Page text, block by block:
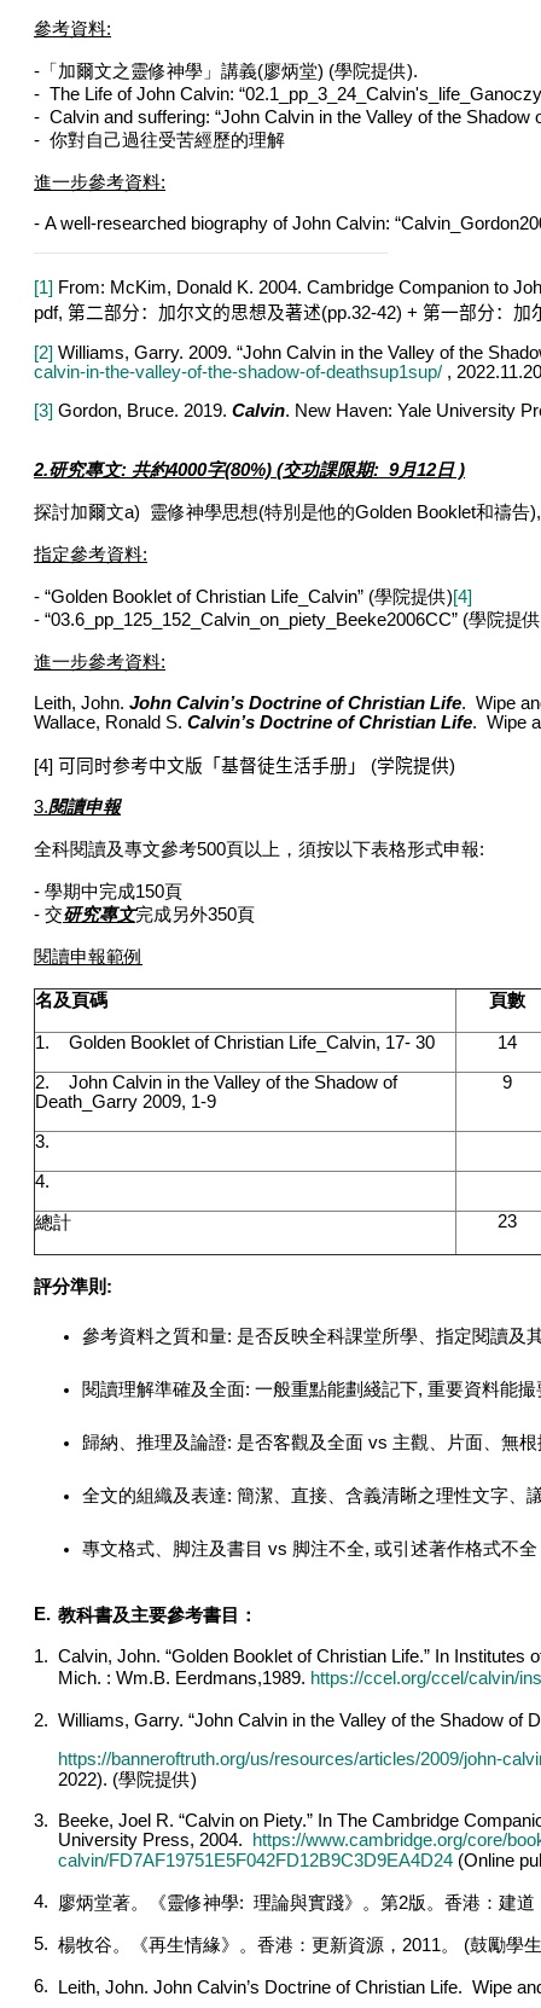
參考資料:
-「加爾文之靈修神學」講義(廖炳堂) (學院提供).
- The Life of John Calvin:
- Calvin and suffering: “John Calvin in the Valley of the Shadow
- 你對自己過往受苦經歷的理解
進一步參考資料:
- A well-researched biography of John Calvin:
[1] From: McKim, Donald K. 2004. Cambridge Companion to
pdf, 第二部分：加尔文的思想及著述(pp.32-42) + 第一部分：加
[2] Williams, Garry. 2009. “John Calvin in the Valley of the
calvin-in-the-valley-of-the-shadow-of-deathsup1sup/ ,
[3] Gordon, Bruce. 2019. Calvin. New Haven: Yale University
2.研究專文: 共約4000字(80%) (交功課限期: 9月12日 )
探討加爾文a) 靈修神學思想(特別是他的Golden Booklet和禱告
指定參考資料:
- “Golden Booklet of Christian Life_Calvin” (學院提供)[4]
- “03.6_pp_125_152_Calvin_on_piety_Beeke2006CC” (學院提供
進一步參考資料:
Leith, John. John Calvin’s Doctrine of Christian Life. Wipe
Wallace, Ronald S. Calvin’s Doctrine of Christian Life. Wipe
[4] 可同时参考中文版「基督徒生活手册」 (学院提供)
3.閱讀申報
全科閱讀及專文參考500頁以上，須按以下表格形式申報:
- 學期中完成150頁
- 交研究專文完成另外350頁
閱讀申報範例
名及頁碼 頁數
1. Golden Booklet of Christian Life_Calvin, 17- 30 14
2. John Calvin in the Valley of the Shadow of
Death_Garry 2009, 1-9
9
3.
4.
總計 23
評分準則:
參考資料之質和量: 是否反映全科課堂所學、指定閱讀及
閱讀理解準確及全面: 一般重點能劃綫記下, 重要資料能
歸納、推理及論證: 是否客觀及全面 vs 主觀、片面、無
全文的組織及表達: 簡潔、直接、含義清𥇦之理性文字、
專文格式、脚注及書目 vs 脚注不全, 或引述著作格式不
E. 教科書及主要參考書目：
1. Calvin, John. “Golden Booklet of Christian Life.” In
Mich. : Wm.B. Eerdmans,1989. https://ccel.org/ccel/calvin/
2. Williams, Garry. “John Calvin in the Valley of the Shadow of
https://banneroftruth.org/us/resources/articles/2009/john-
2022). (學院提供)
3.
Beeke, Joel R. “Calvin on Piety.” In The Cambridge
University Press, 2004.
https://www.cambridge.org/core/
calvin/FD7AF19751E5F042FD12B9C3D9EA4D24 (Online
4. 廖炳堂著。《靈修神學: 理論與實踐》。第2版。香港：建道
5. 楊牧谷。《再生情緣》。香港：更新資源， 2011。 (鼓勵學
6. Leith, John. John Calvin’s Doctrine of Christian Life. Wipe